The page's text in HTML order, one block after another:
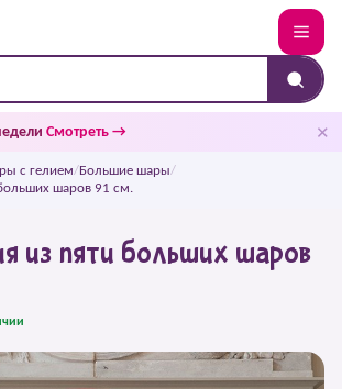
Смотреть → ✕
с гелием/Большие шары/
шаров 91 см.
из пяти больших шаров